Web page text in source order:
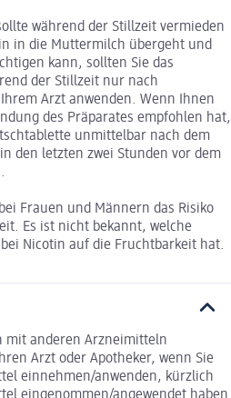
während der Stillzeit vermieden
in die Muttermilch übergeht und
kann, sollten Sie das
der Stillzeit nur nach
Arzt anwenden. Wenn Ihnen
des Präparates empfohlen hat,
unmittelbar nach dem
den letzten zwei Stunden vor dem
Frauen und Männern das Risiko
Es ist nicht bekannt, welche
Nicotin auf die Fruchtbarkeit hat.
mit anderen Arzneimitteln
Arzt oder Apotheker, wenn Sie
einnehmen/anwenden, kürzlich
eingenommen/angewendet haben